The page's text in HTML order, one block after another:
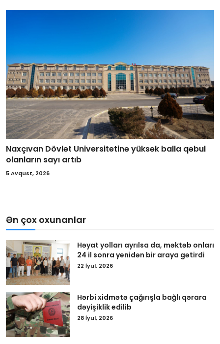
Naxçıvan Dövlət Universitetinə yüksək balla qəbul
olanların sayı artıb
5 Avqust, 2026
Ən çox oxunanlar
Həyat yolları ayrılsa da, məktəb onları
24 il sonra yenidən bir araya gətirdi
22 İyul, 2026
Hərbi xidmətə çağırışla bağlı qərara
dəyişiklik edilib
28 İyul, 2026